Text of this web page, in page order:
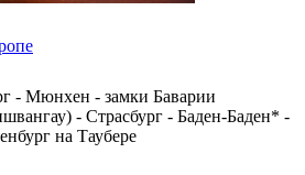
- Мюнхен - замки Баварии
- Страсбург - Баден-Баден* -
на Таубере